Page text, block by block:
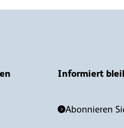
Informiert
Abonnieren